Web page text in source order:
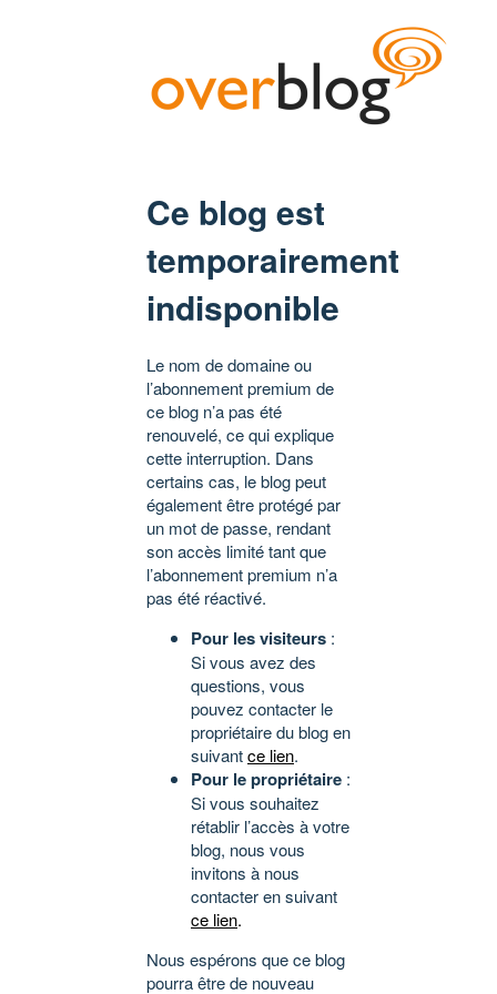
Ce blog est
temporairement
indisponible
Le nom de domaine ou
l’abonnement premium de
ce blog n’a pas été
renouvelé, ce qui explique
cette interruption. Dans
certains cas, le blog peut
également être protégé par
un mot de passe, rendant
son accès limité tant que
l’abonnement premium n’a
pas été réactivé.
Pour les visiteurs :
Si vous avez des
questions, vous
pouvez contacter le
propriétaire du blog en
suivantce lien.
Pour le propriétaire :
Si vous souhaitez
rétablir l’accès à votre
blog, nous vous
invitons à nous
contacter en suivant
ce lien.
Nous espérons que ce blog
pourra être de nouveau